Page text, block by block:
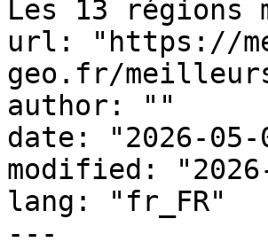
Les 13
url: "https://
geo.fr/
author: ""
date: "2026-05-
modified:
lang: "fr_FR"
---